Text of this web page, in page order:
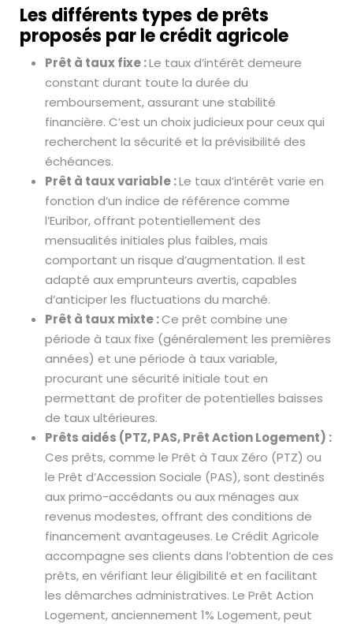
Les différents types de prêts
proposés par le crédit agricole
Prêt à taux fixe :Le taux d’intérêt demeure
constant durant toute la durée du
remboursement, assurant une stabilité
financière. C’est un choix judicieux pour ceux qui
recherchent la sécurité et la prévisibilité des
échéances.
Prêt à taux variable :Le taux d’intérêt varie en
fonction d’un indice de référence comme
l’Euribor, offrant potentiellement des
mensualités initiales plus faibles, mais
comportant un risque d’augmentation. Il est
adapté aux emprunteurs avertis, capables
d’anticiper les fluctuations du marché.
Prêt à taux mixte :Ce prêt combine une
période à taux fixe (généralement les premières
années) et une période à taux variable,
procurant une sécurité initiale tout en
permettant de profiter de potentielles baisses
de taux ultérieures.
Prêts aidés (PTZ, PAS, Prêt Action Logement) :
Ces prêts, comme le Prêt à Taux Zéro (PTZ) ou
le Prêt d’Accession Sociale (PAS), sont destinés
aux primo-accédants ou aux ménages aux
revenus modestes, offrant des conditions de
financement avantageuses. Le Crédit Agricole
accompagne ses clients dans l’obtention de ces
prêts, en vérifiant leur éligibilité et en facilitant
les démarches administratives. Le Prêt Action
Logement, anciennement 1% Logement, peut